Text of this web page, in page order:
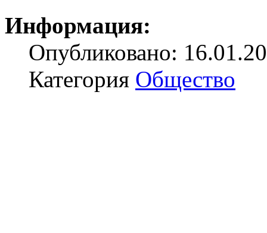
Информация:
Опубликовано:
Категория Общество